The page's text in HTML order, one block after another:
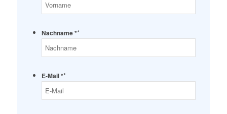
Nachname **
E-Mail **